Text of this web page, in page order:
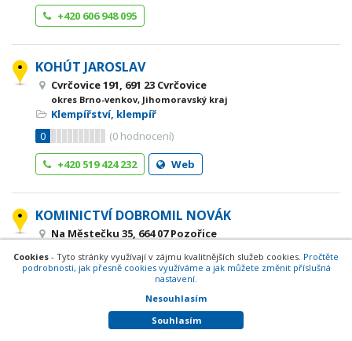
+420 606 948 095
KOHÚT JAROSLAV
Cvrčovice 191, 691 23 Cvrčovice
okres Brno-venkov, Jihomoravský kraj
Klempířství, klempíř
0
(0 hodnocení)
+420 519 424 232
Web
KOMINICTVÍ DOBROMIL NOVÁK
Na Městečku 35, 664 07 Pozořice
Klempířství, klempíř
hodnocení)
+420 777 285 365
Cookies - Tyto stránky využívají v zájmu kvalitnějších služeb cookies. Pročtěte
podrobnosti, jak přesně cookies využíváme a jak můžete změnit příslušná
nastavení.
Nesouhlasím
Souhlasím